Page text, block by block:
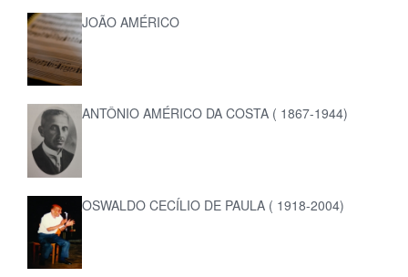
JOÃO AMÉRICO
ANTÔNIO AMÉRICO DA COSTA ( 1867-1944)
OSWALDO CECÍLIO DE PAULA ( 1918-2004)